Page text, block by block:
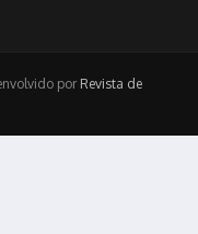
por Revista de